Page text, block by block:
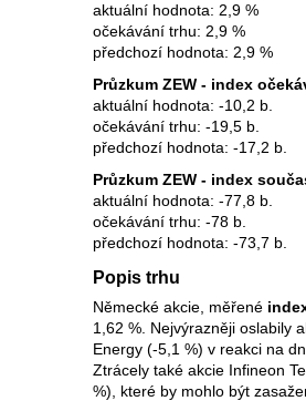
aktuální hodnota: 2,9 %
očekávání trhu: 2,9 %
předchozí hodnota: 2,9 %
Průzkum ZEW - index
aktuální hodnota: -10,2 b.
očekávání trhu: -19,5 b.
předchozí hodnota: -17,2 b.
Průzkum ZEW - index
aktuální hodnota: -77,8 b.
očekávání trhu: -78 b.
předchozí hodnota: -73,7 b.
Popis trhu
Německé akcie, měřené
1,62 %. Nejvýrazněji oslabily
Energy (-5,1 %) v reakci na
Ztrácely také akcie Infineon
%), které by mohlo být